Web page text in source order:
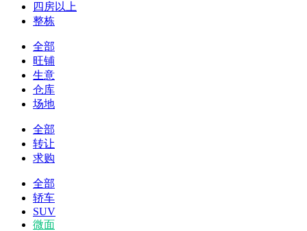
四房以上
整栋
全部
旺铺
生意
仓库
场地
全部
转让
求购
全部
轿车
SUV
微面